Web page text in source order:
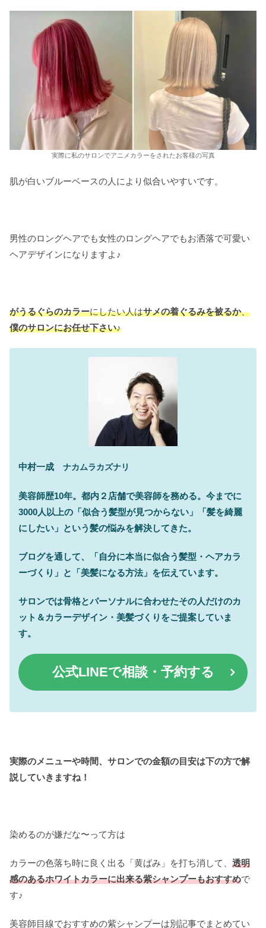
実際に私のサロンでアニメカラーをされたお客様の写真
肌が白いブルーベースの人により似合いやすいです。
男性のロングヘアでも女性のロングヘアでもお洒落で可愛い
ヘアデザインになりますよ♪
がうるぐらのカラーにしたい人はサメの着ぐるみを被るか、
僕のサロンにお任せ下さい♪
中村一成 ナカムラカズナリ
美容師歴10年。都内２店舗で美容師を務める。今までに
3000人以上の「似合う髪型が見つからない」「髪を綺麗
にしたい」という髪の悩みを解決してきた。
ブログを通して、「自分に本当に似合う髪型・ヘアカラ
ーづくり」と「美髪になる方法」を伝えています。
サロンでは骨格とパーソナルに合わせたその人だけのカ
ット＆カラーデザイン・美髪づくりをご提案していま
す。
公式LINEで相談・予約する
実際のメニューや時間、サロンでの金額の目安は下の方で解
説していきますね！
染めるのが嫌だな〜って方は
カラーの色落ち時に良く出る「黄ばみ」を打ち消して、 透明
感のあるホワイトカラーに出来る紫シャンプーもおすすめで
す♪
美容師目線でおすすめの紫シャンプーは別記事でまとめてい